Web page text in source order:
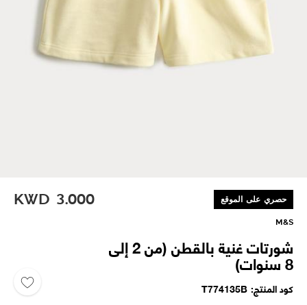
حصري على الموقع KWD 3.000
M&S
شورتات غنية بالقطن (من 2 إلى
8 سنوات)
كود المنتج T774135B